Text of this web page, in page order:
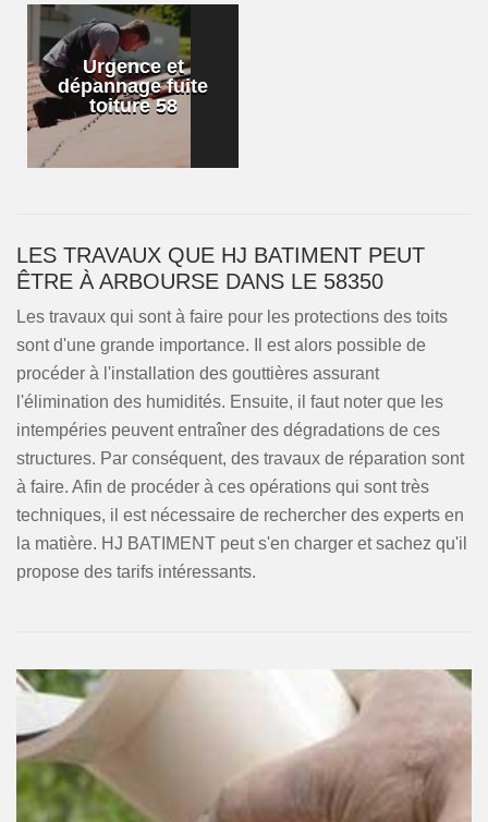
Urgence et
dépannage fuite
toiture 58
LES TRAVAUX QUE HJ BATIMENT PEUT
ÊTRE À ARBOURSE DANS LE 58350
Les travaux qui sont à faire pour les protections des toits
sont d'une grande importance. Il est alors possible de
procéder à l'installation des gouttières assurant
l'élimination des humidités. Ensuite, il faut noter que les
intempéries peuvent entraîner des dégradations de ces
structures. Par conséquent, des travaux de réparation sont
à faire. Afin de procéder à ces opérations qui sont très
techniques, il est nécessaire de rechercher des experts en
la matière. HJ BATIMENT peut s'en charger et sachez qu'il
propose des tarifs intéressants.